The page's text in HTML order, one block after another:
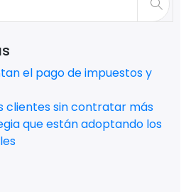
el pago de impuestos y
clientes sin contratar más
que están adoptando los